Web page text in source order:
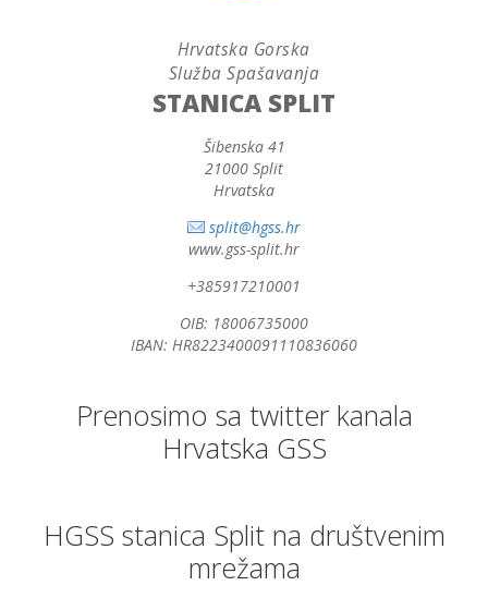
Hrvatska Gorska
Služba Spašavanja
STANICA SPLIT
Šibenska 41
21000 Split
Hrvatska
split@hgss.hr
www.gss-split.hr
+385917210001
OIB: 18006735000
IBAN: HR8223400091110836060
Prenosimo sa twitter kanala
Hrvatska GSS
HGSS stanica Split na društvenim
mrežama